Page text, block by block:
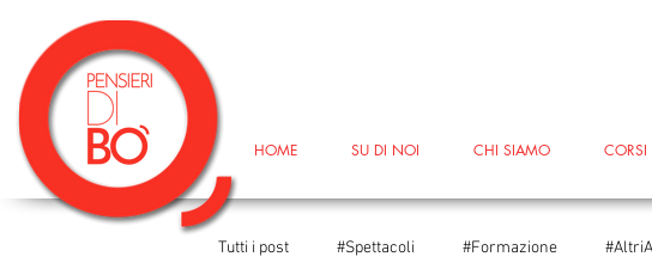
HOME SU DI NOI CHI SIAMO CORSI
Tutti i post #Spettacoli #Formazione